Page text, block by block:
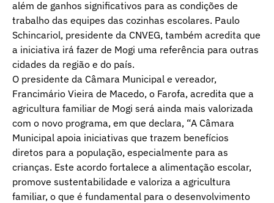
além de ganhos significativos para as condições de
trabalho das equipes das cozinhas escolares. Paulo
Schincariol, presidente da CNVEG, também acredita que
a iniciativa irá fazer de Mogi uma referência para outras
cidades da região e do país.
O presidente da Câmara Municipal e vereador,
Francimário Vieira de Macedo, o Farofa, acredita que a
agricultura familiar de Mogi será ainda mais valorizada
com o novo programa, em que declara, “A Câmara
Municipal apoia iniciativas que trazem benefícios
diretos para a população, especialmente para as
crianças. Este acordo fortalece a alimentação escolar,
promove sustentabilidade e valoriza a agricultura
familiar, o que é fundamental para o desenvolvimento